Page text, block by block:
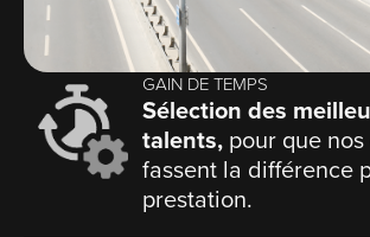
GAIN DE TEMPS
Sélection des
talents, pour que
fassent la différence
prestation.